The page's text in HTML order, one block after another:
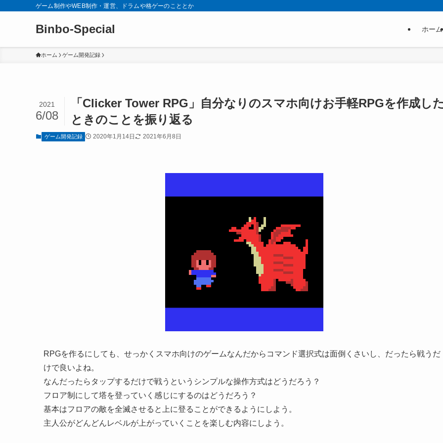
ゲーム制作やWEB制作・運営、ドラムや格ゲーのこととか
Binbo-Special ホーム
ホーム ゲーム開発記録
「Clicker Tower RPG」自分なりのスマホ向けお手軽RPGを作成し
ときのことを振り返る
2021
6/08
ゲーム開発記録 2020年1月14日 2021年6月8日
RPGを作るにしても、せっかくスマホ向けのゲームなんだからコマンド選択式は面倒くさいし、だったら戦うだ
けで良いよね。
なんだったらタップするだけで戦うというシンプルな操作方式はどうだろう？
フロア制にして塔を登っていく感じにするのはどうだろう？
基本はフロアの敵を全滅させると上に登ることができるようにしよう。
主人公がどんどんレベルが上がっていくことを楽しむ内容にしよう。